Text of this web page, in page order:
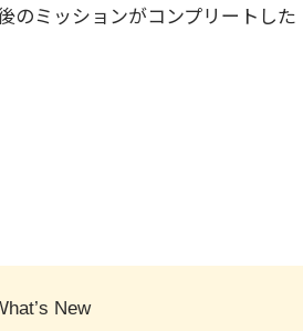
のミッションがコンプリートした
New